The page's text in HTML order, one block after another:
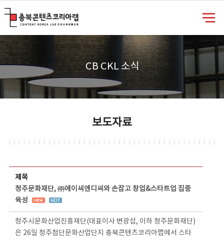
CB CKL 소식
보도자료
제목
청주문화재단, ㈜에이씨엔디씨와 손잡고 창업&스타트업 집중
육성
청주시문화산업진흥재단(대표이사 변광섭, 이하 청주문화재단)
은 26일 청주첨단문화산업단지 충북콘텐츠코리아랩에서 스타